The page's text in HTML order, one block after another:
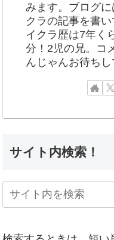
みます。ブログに
クラの記事を書
イクラ歴は7年く
分！2児の兄。コ
んじゃんお待ちし
サイト内検索！